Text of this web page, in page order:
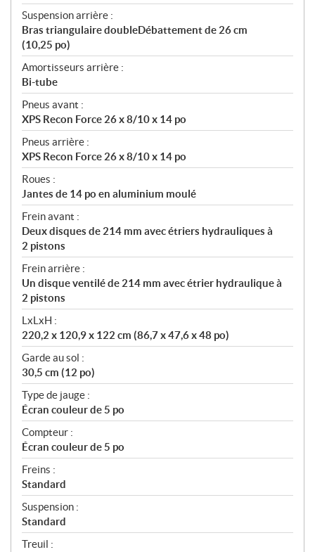
Suspension arrière :
Bras triangulaire doubleDébattement de 26 cm
(10,25 po)
Amortisseurs arrière :
Bi-tube
Pneus avant :
XPS Recon Force 26 x 8/10 x 14 po
Pneus arrière :
XPS Recon Force 26 x 8/10 x 14 po
Roues :
Jantes de 14 po en aluminium moulé
Frein avant :
Deux disques de 214 mm avec étriers hydrauliques à
2 pistons
Frein arrière :
Un disque ventilé de 214 mm avec étrier hydraulique à
2 pistons
LxLxH :
220,2 x 120,9 x 122 cm (86,7 x 47,6 x 48 po)
Garde au sol :
30,5 cm (12 po)
Type de jauge :
Écran couleur de 5 po
Compteur :
Écran couleur de 5 po
Freins :
Standard
Suspension :
Standard
Treuil :